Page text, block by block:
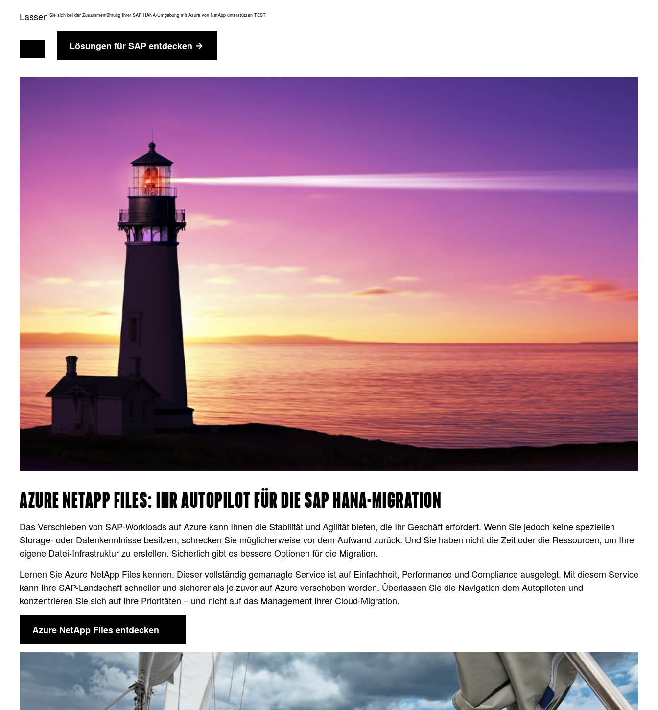
Lassen Sie sich bei der Zusammenführung Ihrer SAP HANA-Umgebung mit Azure von NetApp unterstützen TEST.
Lösungen für SAP entdecken
AZURE NETAPP FILES: IHR AUTOPILOT FÜR DIE SAP HANA-MIGRATION
Das Verschieben von SAP-Workloads auf Azure kann Ihnen die Stabilität und Agilität bieten, die Ihr Geschäft erfordert. Wenn Sie jedoch keine speziellen
Storage- oder Datenkenntnisse besitzen, schrecken Sie möglicherweise vor dem Aufwand zurück. Und Sie haben nicht die Zeit oder die Ressourcen, um Ihre
eigene Datei-Infrastruktur zu erstellen. Sicherlich gibt es bessere Optionen für die Migration.
Lernen Sie Azure NetApp Files kennen. Dieser vollständig gemanagte Service ist auf Einfachheit, Performance und Compliance ausgelegt. Mit diesem Service
kann Ihre SAP-Landschaft schneller und sicherer als je zuvor auf Azure verschoben werden. Überlassen Sie die Navigation dem Autopiloten und
konzentrieren Sie sich auf Ihre Prioritäten – und nicht auf das Management Ihrer Cloud-Migration.
Azure NetApp Files entdecken